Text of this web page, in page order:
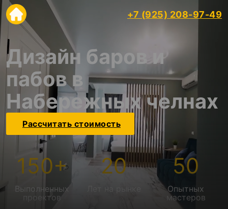
+7 (925) 208-97-49
Дизайн баров и
пабов в
Набережных челнах
Рассчитать стоимость
150+
Выполненных
проектов
20
Лет на рынке
50
Опытных
мастеров